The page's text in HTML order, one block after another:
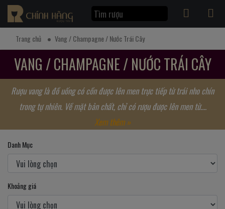
Trang chủ Vang / Champagne / Nước Trái Cây
VANG / CHAMPAGNE / NƯỚC TRÁI CÂY
Rượu vang là đồ uống có cồn được lên men trực tiếp từ trái nho chín
trong tự nhiên. Về mặt bản chất, chỉ có rượu được lên men từ....
Xem thêm »
Danh Mục
Khoảng giá